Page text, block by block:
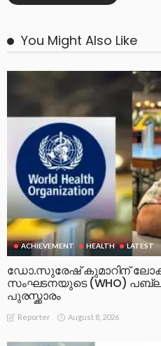
You Might Also Like
ACHIEVEMENT HEALTH LATEST
ഡോ.സുരേഷ് കുമാറിന്
സംഘടനയുടെ (WHO)
പുരസ്ക്കാരം
Reporter August 8, 2026